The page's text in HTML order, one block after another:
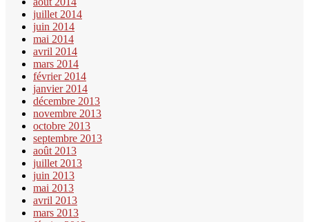
juillet 2014
juin 2014
mai 2014
avril 2014
mars 2014
février 2014
janvier 2014
décembre 2013
novembre 2013
octobre 2013
septembre 2013
août 2013
juillet 2013
juin 2013
mai 2013
avril 2013
mars 2013